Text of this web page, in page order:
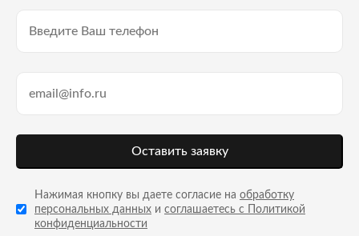
Оставить заявку
Нажимая кнопку вы даете согласие на обработку
персональных данных и соглашаетесь с Политикой
конфиденциальности